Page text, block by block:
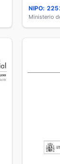
NIPO:
Ministerio